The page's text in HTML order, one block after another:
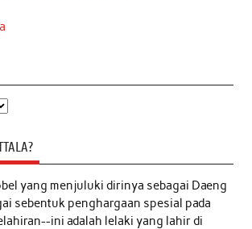
yang menjuluki dirinya sebagai Daeng
sebentuk penghargaan spesial pada
ini adalah lelaki yang lahir di